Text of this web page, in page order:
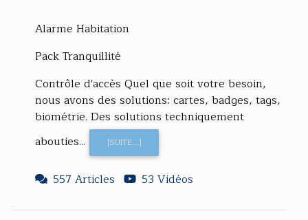
Alarme Habitation
Pack Tranquillité
Contrôle d'accès Quel que soit votre besoin,
nous avons des solutions: cartes, badges, tags,
biométrie. Des solutions techniquement
abouties...
[SUITE...]
557 Articles 53 Vidéos